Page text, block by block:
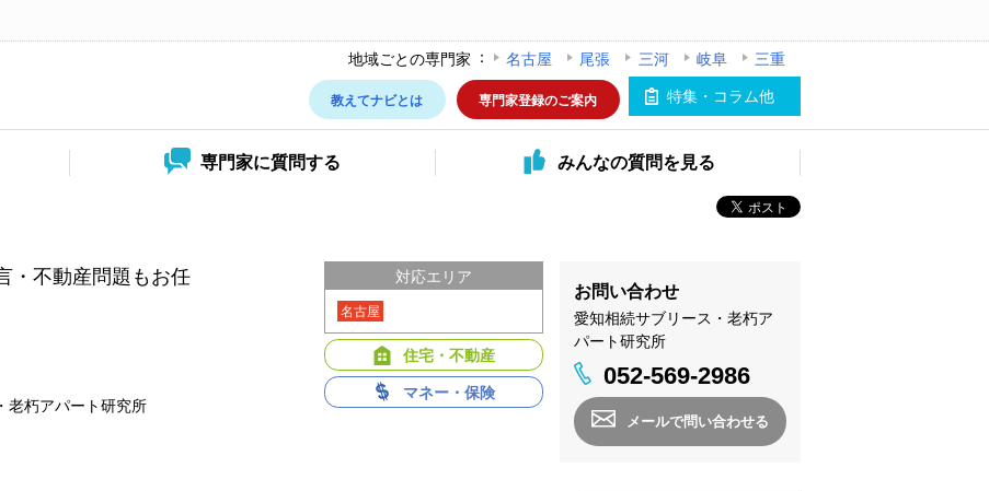
地域ごとの専門家 名古屋 尾張 三河 岐阜
三重
特集・コラム他
教えてナビとは 専門家登録のご案内
専門家に質問する みんなの質問を見る
・不動産問題もお任
老朽アパート研究所
お問い合わせ
愛知相続サブリース・老朽ア
パート研究所
052-569-2986
メールで問い合わせる
対応エリア
名古屋
住宅・不動産
マネー・保険